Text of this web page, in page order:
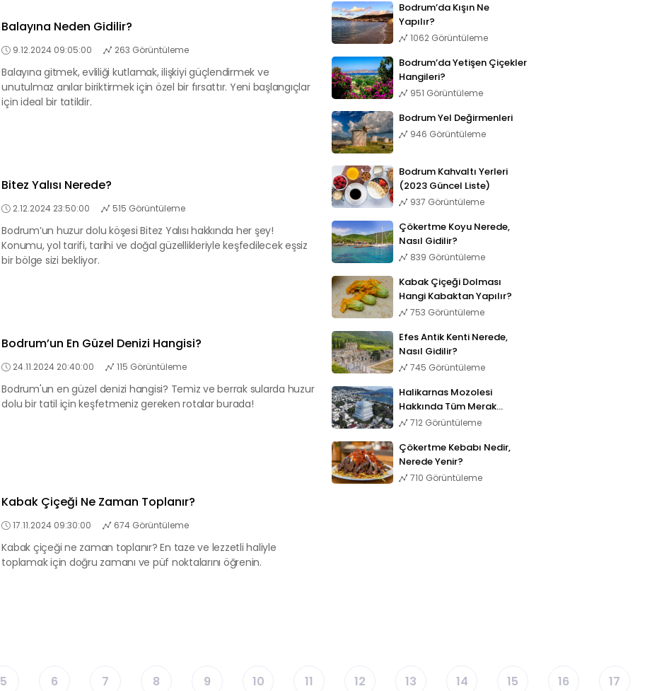
Balayına Neden Gidilir?
9.12.2024 09:05:00 263 Görüntüleme
Balayına gitmek, evliliği kutlamak, ilişkiyi güçlendirmek ve
unutulmaz anılar biriktirmek için özel bir fırsattır. Yeni başlangıçlar
için ideal bir tatildir.
Bitez Yalısı Nerede?
2.12.2024 23:50:00 515 Görüntüleme
Bodrum’un huzur dolu köşesi Bitez Yalısı hakkında her şey!
Konumu, yol tarifi, tarihi ve doğal güzellikleriyle keşfedilecek eşsiz
bir bölge sizi bekliyor.
Bodrum’un En Güzel Denizi Hangisi?
24.11.2024 20:40:00 115 Görüntüleme
Bodrum'un en güzel denizi hangisi? Temiz ve berrak sularda huzur
dolu bir tatil için keşfetmeniz gereken rotalar burada!
Kabak Çiçeği Ne Zaman Toplanır?
17.11.2024 09:30:00 674 Görüntüleme
Kabak çiçeği ne zaman toplanır? En taze ve lezzetli haliyle
toplamak için doğru zamanı ve püf noktalarını öğrenin.
Bodrum’da Kışın Ne
Yapılır?
1062 Görüntüleme
Bodrum’da Yetişen Çiçekler
Hangileri?
951 Görüntüleme
Bodrum Yel Değirmenleri
946 Görüntüleme
Bodrum Kahvaltı Yerleri
(2023 Güncel Liste)
937 Görüntüleme
Çökertme Koyu Nerede,
Nasıl Gidilir?
839 Görüntüleme
Kabak Çiçeği Dolması
Hangi Kabaktan Yapılır?
753 Görüntüleme
Efes Antik Kenti Nerede,
Nasıl Gidilir?
745 Görüntüleme
Halikarnas Mozolesi
Hakkında Tüm Merak
Edilenler
712 Görüntüleme
Çökertme Kebabı Nedir,
Nerede Yenir?
710 Görüntüleme
5 6 7 8 9 10 11 12 13 14 15 16
17